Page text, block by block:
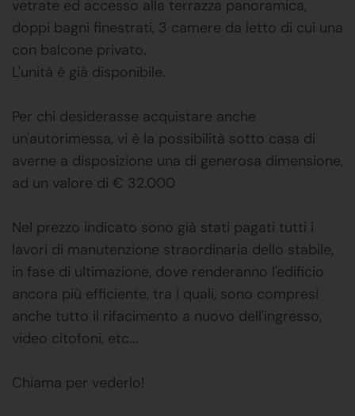
vetrate ed accesso alla terrazza panoramica,
doppi bagni finestrati, 3 camere da letto di cui una
con balcone privato.
L'unità è già disponibile.
Per chi desiderasse acquistare anche
un'autorimessa, vi è la possibilità sotto casa di
averne a disposizione una di generosa dimensione,
ad un valore di € 32.000
Nel prezzo indicato sono già stati pagati tutti i
lavori di manutenzione straordinaria dello stabile,
in fase di ultimazione, dove renderanno l'edificio
ancora più efficiente, tra i quali, sono compresi
anche tutto il rifacimento a nuovo dell'ingresso,
video citofoni, etc...
Chiama per vederlo!